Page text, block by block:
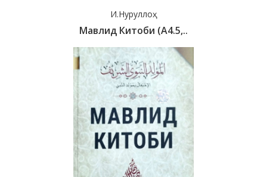
И.Нуруллоҳ
Мавлид Китоби (А4.5,..